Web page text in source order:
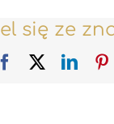
się ze
Facebook